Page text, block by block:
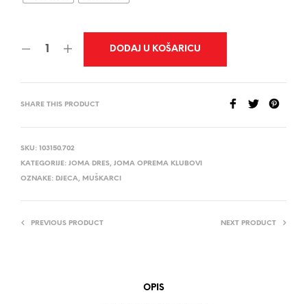
DODAJ U KOŠARICU
SHARE THIS PRODUCT
SKU: 103150.702
KATEGORIJE: JOMA DRES, JOMA OPREMA KLUBOVI
OZNAKE: DJECA, MUŠKARCI
PREVIOUS PRODUCT NEXT PRODUCT
OPIS